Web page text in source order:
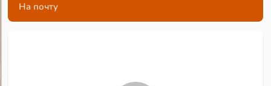
На почту